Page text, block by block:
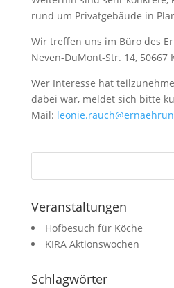
rund um Privatgebäude in
Wir treffen uns im Büro des
Neven-DuMont-Str. 14, 50667
Wer Interesse hat
dabei war, meldet sich bitte
Mail:
Veranstaltungen
Hofbesuch für Köche
KIRA Aktionswochen
Schlagwörter